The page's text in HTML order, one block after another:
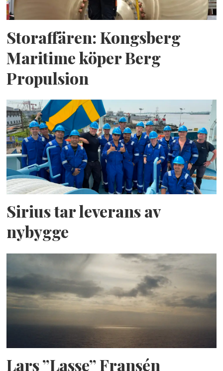
Storaffären: Kongsberg
Maritime köper Berg
Propulsion
Sirius tar leverans av
nybygge
Lars ”Lasse” Fransén